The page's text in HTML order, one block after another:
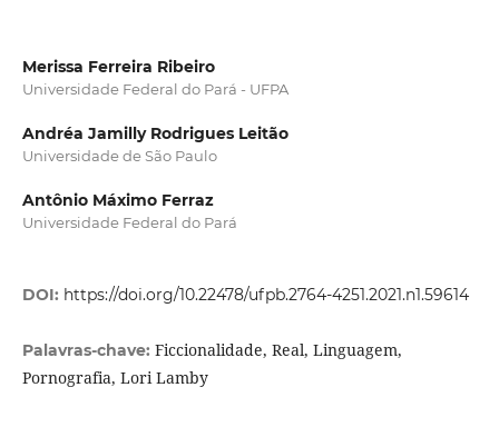
Merissa Ferreira Ribeiro
Universidade Federal do Pará - UFPA
Andréa Jamilly Rodrigues Leitão
Universidade de São Paulo
Antônio Máximo Ferraz
Universidade Federal do Pará
DOI: https://doi.org/10.22478/ufpb.2764-4251.2021.n1.59614
Palavras-chave: Ficcionalidade, Real, Linguagem,
Pornografia, Lori Lamby